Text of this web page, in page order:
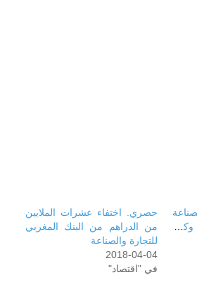
عاجز عن التخلص من 20 وكالة
حصري. اختفاء عشرات الملايين
من الدراهم من البنك المغربي
للتجارة والصناعة
2018-04-04
في "اقتصاد"